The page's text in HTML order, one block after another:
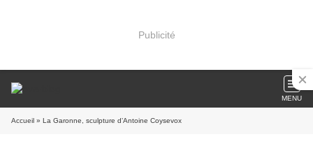
Publicité
MENU
Accueil » La Garonne, sculpture d’Antoine Coysevox